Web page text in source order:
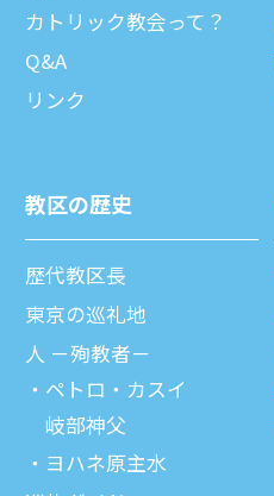
カトリック教会って？
Q&A
リンク
教区の歴史
歴代教区⻑
東京の巡礼地
⼈ －殉教者－
ペトロ・カスイ
岐部神父
ヨハネ原主水